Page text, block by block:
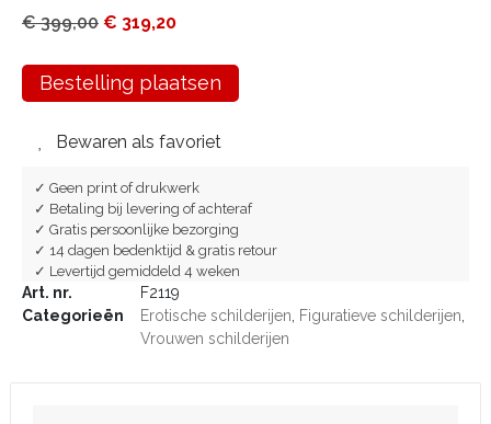
€399,00 € 319,20
Bestelling plaatsen
Bewaren als favoriet
✓ Geen print of drukwerk
✓ Betaling bij levering of achteraf
✓ Gratis persoonlijke bezorging
✓ 14 dagen bedenktijd & gratis retour
✓ Levertijd gemiddeld 4 weken
Art. nr.
F2119
Categorieën
Erotische schilderijen Figuratieve schilderijen
Vrouwen schilderijen